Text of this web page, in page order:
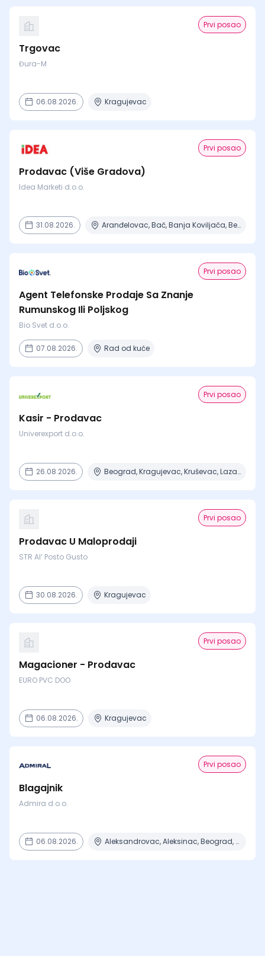
Prvi posao
Trgovac
Đura-M
06.08.2026. Kragujevac
Prvi posao
Prodavac (Više Gradova)
Idea Marketi d.o.o.
31.08.2026. Aranđelovac, Bač, Banja Koviljača, Beograd, Boljevac + 16 mesta
Prvi posao
Agent Telefonske Prodaje Sa Znanje
Rumunskog Ili Poljskog
Bio Svet d.o.o.
07.08.2026. Rad od kuće
Prvi posao
Kasir - Prodavac
Univerexport d.o.o.
26.08.2026. Beograd, Kragujevac, Kruševac, Lazarevac, Mladenovac + 6 mesta
Prvi posao
Prodavac U Maloprodaji
STR Al‘ Posto Gusto
30.08.2026. Kragujevac
Prvi posao
Magacioner - Prodavac
EURO PVC DOO
06.08.2026. Kragujevac
Prvi posao
Blagajnik
Admira d.o.o.
06.08.2026. Aleksandrovac, Aleksinac, Beograd, Bor, Bujanovac + 30 mesta